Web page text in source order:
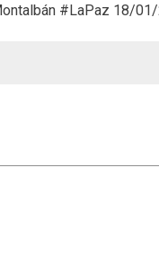
#LaPaz 18/